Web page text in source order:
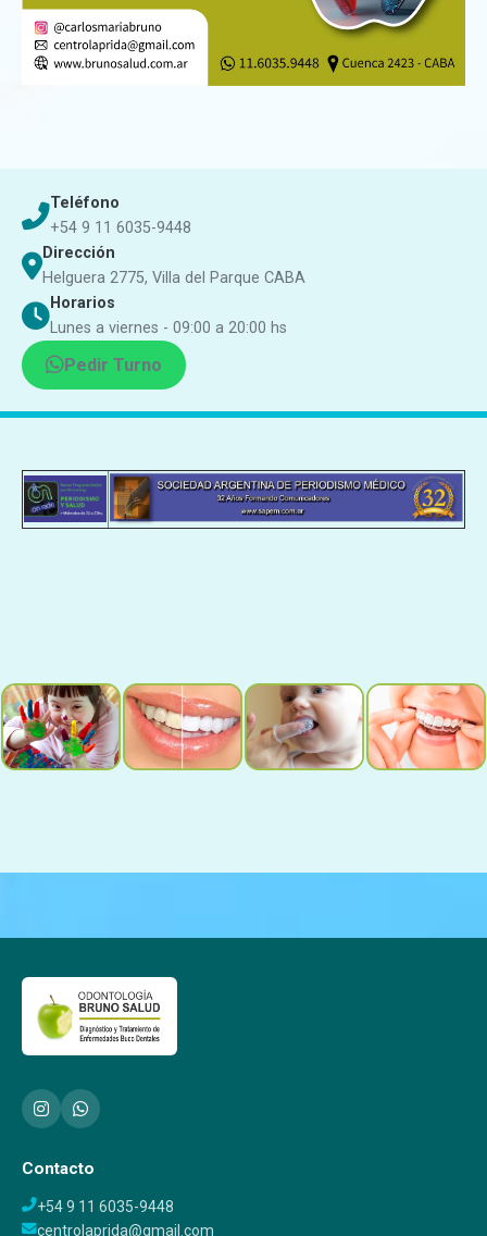
Teléfono
+54 9 11 6035-9448
Dirección
Helguera 2775, Villa del Parque CABA
Horarios
Lunes a viernes - 09:00 a 20:00 hs
Pedir Turno
Contacto
+54 9 11 6035-9448
centrolaprida@gmail.com